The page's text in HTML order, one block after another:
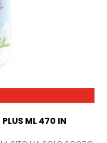
ML 470 IN